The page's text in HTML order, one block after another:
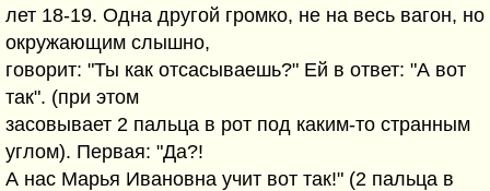
лет 18-19. Одна другой громко, не на весь вагон, но
окружающим слышно,
говорит: "Ты как отсасываешь?" Ей в ответ: "А вот
так". (при этом
засовывает 2 пальца в рот под каким-то странным
углом). Первая: "Да?!
А нас Марья Ивановна учит вот так!" (2 пальца в